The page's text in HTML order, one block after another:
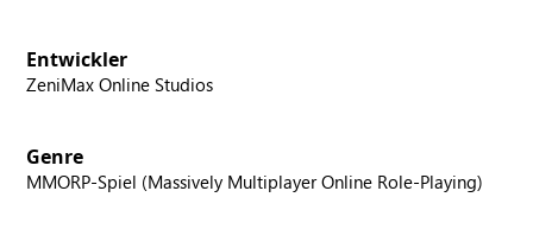
Entwickler
ZeniMax Online Studios
Genre
MMORP-Spiel (Massively Multiplayer Online Role-Playing)